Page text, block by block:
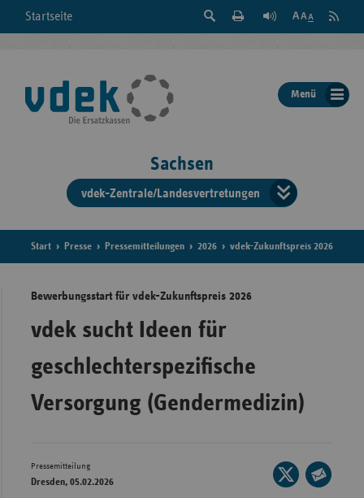
Startseite
Suche
der
Seite
Feed
Menü
Sachsen
vdek-Zentrale/Landesvertretungen
der
Start Presse Pressemitteilungen 2026 vdek-Zukunftspreis 2026
Bewerbungsstart für vdek-Zukunftspreis 2026
vdek sucht Ideen für
geschlechterspezifische
Versorgung (Gendermedizin)
Pressemitteilung
Dresden, 05.02.2026
Seite
auf